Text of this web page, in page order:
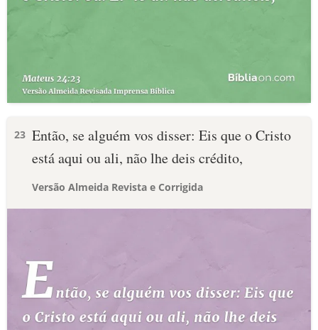
23 Então, se alguém vos disser: Eis que o Cristo
está aqui ou ali, não lhe deis crédito,
Versão Almeida Revista e Corrigida